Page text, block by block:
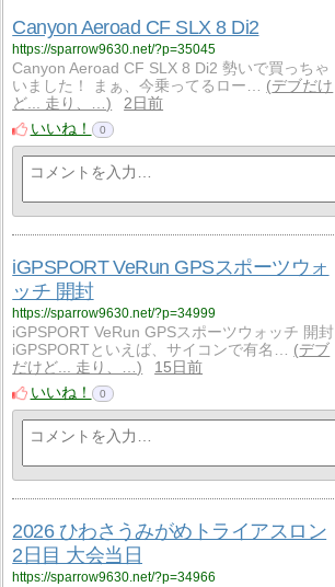
Canyon Aeroad CF SLX 8 Di2
https://sparrow9630.net/?p=35045
Canyon Aeroad CF SLX 8 Di2 勢いで買っちゃ
いました！ まぁ、今乗ってるロー…
デブだけ
ど... 走り、…
2日前
いいね！
0
iGPSPORT VeRun GPSスポーツウォ
ッチ 開封
https://sparrow9630.net/?p=34999
iGPSPORT VeRun GPSスポーツウォッチ 開封
iGPSPORTといえば、サイコンで有名…
デブ
だけど... 走り、…
15日前
いいね！
0
2026 ひわさうみがめトライアスロン
2日目 大会当日
https://sparrow9630.net/?p=34966